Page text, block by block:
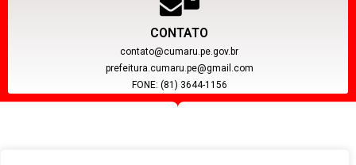
CONTATO
contato@cumaru.pe.gov.br
prefeitura.cumaru.pe@gmail.com
FONE: (81) 3644-1156